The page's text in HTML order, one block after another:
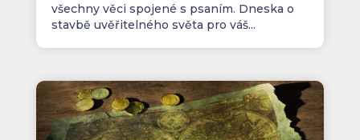
všechny věci spojené s psaním. Dneska o
stavbě uvěřitelného světa pro váš...